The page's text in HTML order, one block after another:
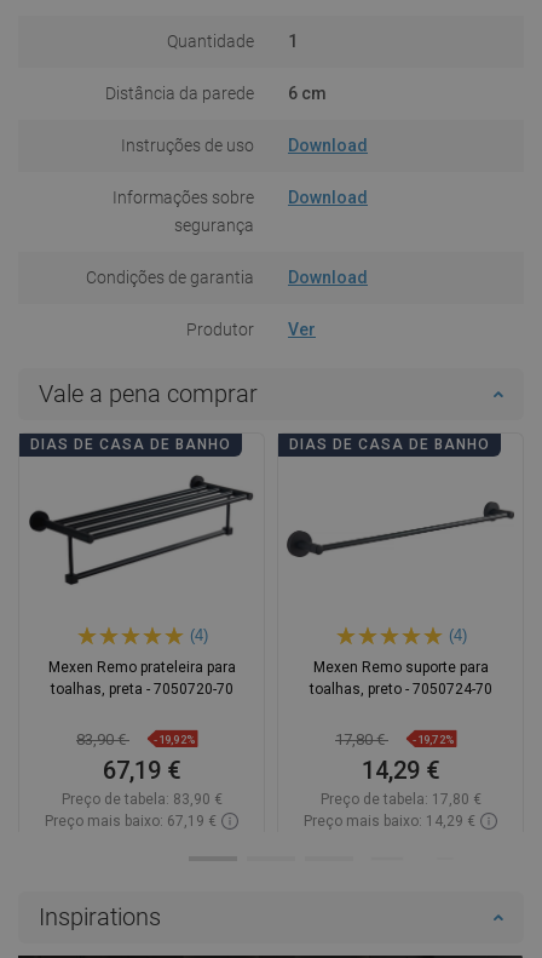
Quantidade 1
Distância da parede 6 cm
Instruções de uso Download
Informações sobre
segurança
Download
Condições de garantia Download
Produtor Ver
Vale a pena comprar
DIAS DE CASA DE BANHO
(4)
Mexen Remo prateleira para
toalhas, preta - 7050720-70
83,90 € -19,92%
67,19 €
Preço de tabela: 83,90 €
Preço mais baixo: 67,19 €
DIAS DE CASA DE BANHO
(4)
Mexen Remo suporte para
toalhas, preto - 7050724-70
17,80 € -19,72%
14,29 €
Preço de tabela: 17,80 €
Preço mais baixo: 14,29 €
Inspirations